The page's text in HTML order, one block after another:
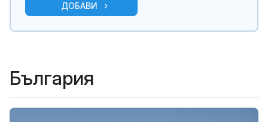
ДОБАВИ
България